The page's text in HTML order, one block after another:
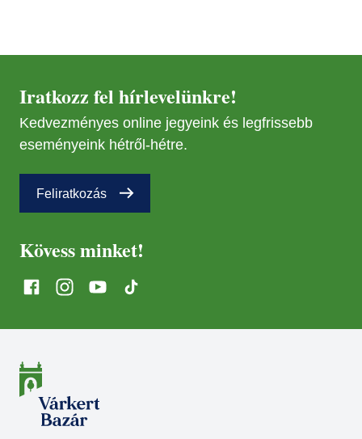
Iratkozz fel hírlevelünkre!
Kedvezményes online jegyeink és legfrissebb
eseményeink hétről-hétre.
Feliratkozás
Kövess minket!